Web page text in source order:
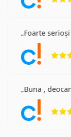
Foarte
Buna ,